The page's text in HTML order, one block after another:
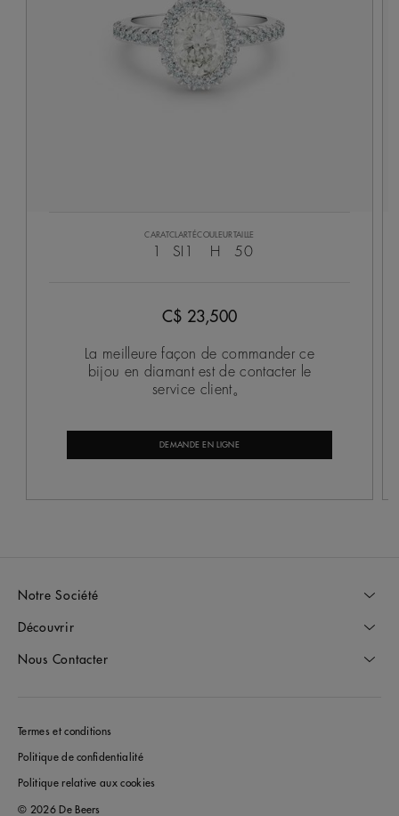
CARAT CLARTÉ
SI1
COULEUR
H
TAILLE
50
C$ 23,500
La meilleure façon de commander ce
bijou en diamant est de contacter le
service client。
DEMANDE EN LIGNE
Notre Société
Découvrir
Nous Contacter
Termes et conditions
Politique de confidentialité
Politique relative aux cookies
© 2026 De Beers